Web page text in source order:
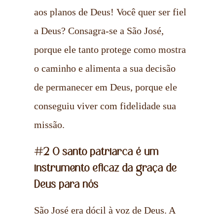
aos planos de Deus! Você quer ser fiel
a Deus? Consagra-se a São José,
porque ele tanto protege como mostra
o caminho e alimenta a sua decisão
de permanecer em Deus, porque ele
conseguiu viver com fidelidade sua
missão.
#2 O santo patriarca é um
instrumento eficaz da graça de
Deus para nós
São José era dócil à voz de Deus. A